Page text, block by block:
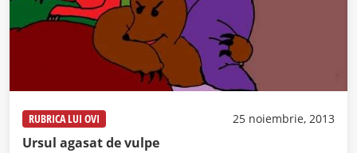
RUBRICA LUI OVI 25 noiembrie, 2013
Ursul agasat de vulpe